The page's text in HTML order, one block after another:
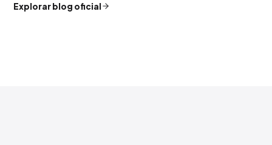
Explorar blog oficial